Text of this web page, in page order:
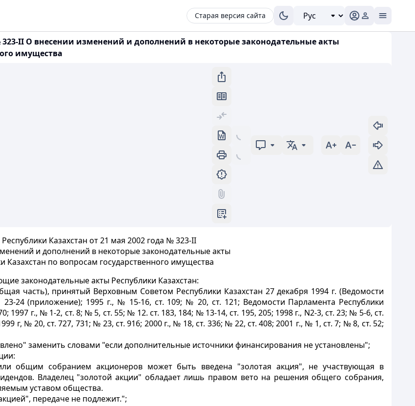
Старая версия сайта
323-II О внесении изменений и дополнений в некоторые законодательные акты
имущества
Казахстан от 21 мая 2002 года № 323-II
и дополнений в некоторые законодательные акты
Казахстан по вопросам государственного имущества
законодательные акты Республики Казахстан:
часть), принятый Верховным Советом Республики Казахстан 27 декабря 1994 г. (Ведомости
23-24 (приложение); 1995 г., № 15-16, ст. 109; № 20, ст. 121; Ведомости Парламента Республики
1997 г., № 1-2, ст. 8; № 5, ст. 55; № 12. ст. 183, 184; № 13-14, ст. 195, 205; 1998 г., N2-3, ст. 23; № 5-6, ст.
г, № 20, ст. 727, 731; № 23, ст. 916; 2000 г., № 18, ст. 336; № 22, ст. 408; 2001 г., № 1, ст. 7; № 8, ст. 52;
заменить словами "если дополнительные источники финансирования не установлены";
общим собранием акционеров может быть введена "золотая акция", не участвующая в
Владелец "золотой акции" обладает лишь правом вето на решения общего собрания,
уставом общества.
передаче не подлежит.";